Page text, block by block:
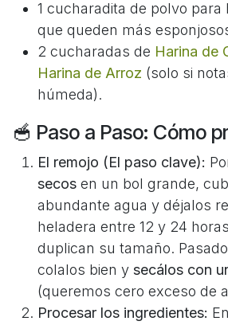
1 cucharadita de polvo para
que queden más
2 cucharadas de Harina de
Harina de Arroz (solo si
húmeda).
🥣 Paso a Paso: Cómo
El remojo (El paso clave):
secos en un bol grande,
abundante agua y déjalos
heladera entre 12 y 24
duplican su tamaño.
colalos bien y secálos con
(queremos cero exceso de
Procesar los ingredientes: